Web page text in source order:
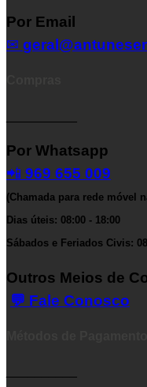
Por Email
✉
Por Whatsapp
📲 969 655 009
(Chamada para rede móvel
Dias úteis: 08:00 - 18:00
Sábados e Feriados Civis:
Outros Meios de
💬 Fale Conosco